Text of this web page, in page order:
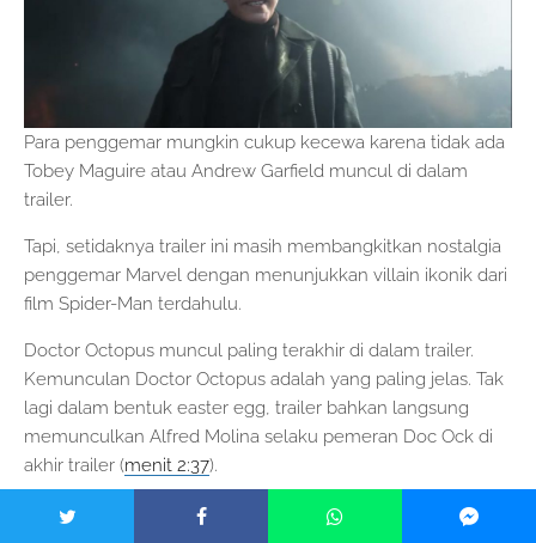
Para penggemar mungkin cukup kecewa karena tidak ada
Tobey Maguire atau Andrew Garfield muncul di dalam
trailer.
Tapi, setidaknya trailer ini masih membangkitkan nostalgia
penggemar Marvel dengan menunjukkan villain ikonik dari
film Spider-Man terdahulu.
Doctor Octopus muncul paling terakhir di dalam trailer.
Kemunculan Doctor Octopus adalah yang paling jelas. Tak
lagi dalam bentuk easter egg, trailer bahkan langsung
memunculkan Alfred Molina selaku pemeran Doc Ock di
akhir trailer (menit 2:37).
8. Potensi Hadirnya Kelompok